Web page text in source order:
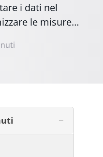
i dati nel
le misure…